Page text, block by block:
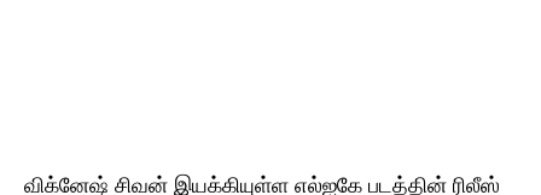
விக்னேஷ் சிவன் இயக்கியுள்ள எல்ஐகே படத்தின் ரிலீஸ்